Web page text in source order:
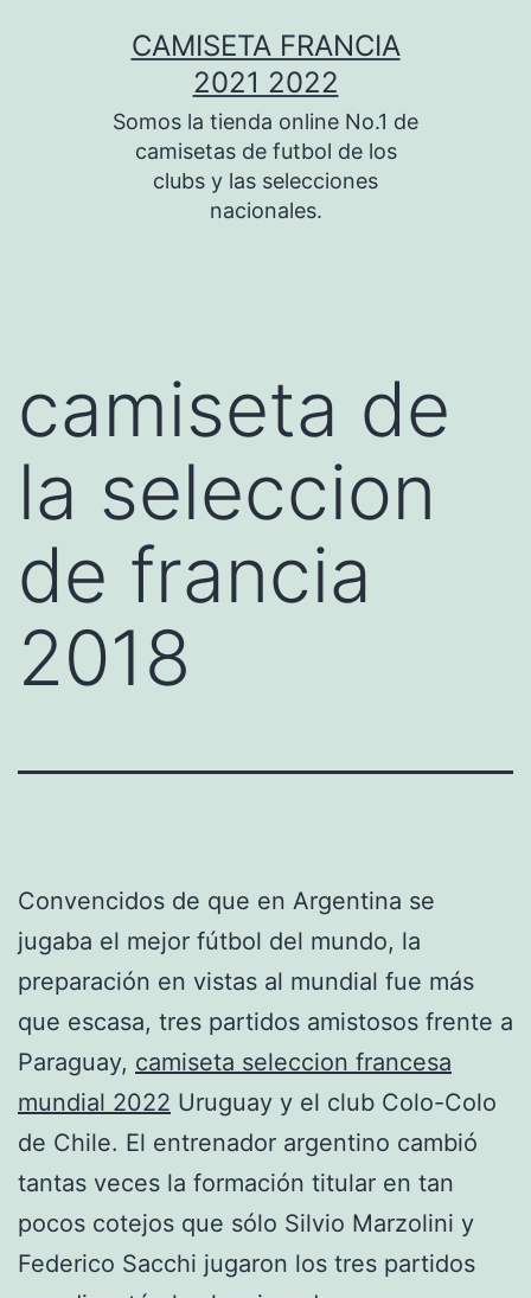
CAMISETA FRANCIA
2021 2022
Somos la tienda online No.1 de
camisetas de futbol de los
clubs y las selecciones
nacionales.
camiseta de
la seleccion
de francia
2018
Convencidos de que en Argentina se
jugaba el mejor fútbol del mundo, la
preparación en vistas al mundial fue más
que escasa, tres partidos amistosos frente a
Paraguay, camiseta seleccion francesa
mundial 2022 Uruguay y el club Colo-Colo
de Chile. El entrenador argentino cambió
tantas veces la formación titular en tan
pocos cotejos que sólo Silvio Marzolini y
Federico Sacchi jugaron los tres partidos